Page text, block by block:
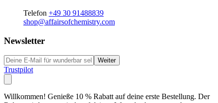
Telefon +49 30 91488839
shop@affairsofchemistry.com
Newsletter
Weiter
Trustpilot
Willkommen! Genieße 10 % Rabatt auf deine erste Bestellung. Der